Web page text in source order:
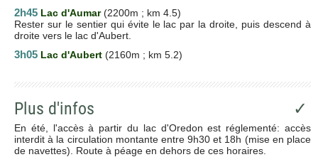
2h45 Lac d'Aumar(2200m ; km 4.5)
Rester sur le sentier qui évite le lac par la droite, puis descend à
droite vers le lac d'Aubert.
3h05 Lac d'Aubert (2160m ; km 5.2)
Plus d'infos ✓
En été, l'accès à partir du lac d'Oredon est réglementé: accès
interdit à la circulation montante entre 9h30 et 18h (mise en place
de navettes). Route à péage en dehors de ces horaires.